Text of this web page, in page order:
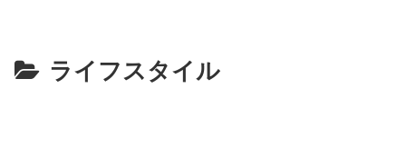
ライフスタイル